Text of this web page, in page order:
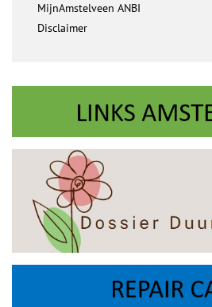
MijnAmstelveen ANBI
Disclaimer